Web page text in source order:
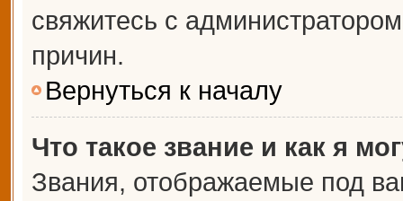
свяжитесь с
причин.
Вернуться к началу
Что такое звание и как я
Звания, отображаемые под